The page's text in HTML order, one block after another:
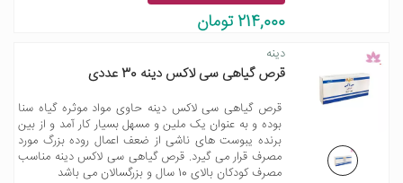
214,000 تومان
دینه
قرص گیاهی سی لاکس دینه 30 عددی
قرص گیاهی سی لاکس دینه حاوی مواد موثره گیاه سنا
بوده و به عنوان یک ملین و مسهل بسیار کار آمد و از بین
برنده یبوست های ناشی از ضعف اعمال روده بزرگ مورد
مصرف قرار می گیرد. قرص گیاهی سی لاکس دینه مناسب
مصرف کودکان بالای 10 سال و بزرگسالان می باشد